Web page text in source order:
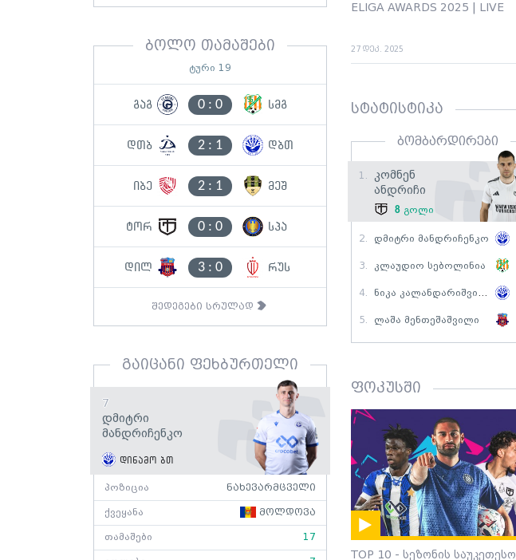
ბოლო თამაშები
ტური 19
გაგ 0 : 0 სმგ
დთბ 2 : 1 დბთ
იბე 2 : 1 მეშ
ტორ 0 : 0 სპა
დილ 3 : 0 რუს
შედეგები სრულად
გაიცანი ფეხბურთელი
7
Დმიტრი
Მანდრიჩენკო
დინამო ბთ
პოზიცია ნახევარმცველი
ქვეყანა მოლდოვა
თამაშები 17
ELIGA AWARDS 2025 | LIVE
27 დეკ. 2025
სტატისტიკა
ბომბარდირები
1.
Კომნენ
Ანდრიჩი
8გოლი
2. Დმიტრი Მანდრიჩენკო
3. Კლაუდიო Სებოლინია
4. Ნიკა Კალანდარიშვილი
5. Ლაშა Მენთეშაშვილი
ფოკუსში
TOP 10 - სეზონის საუკეთესო